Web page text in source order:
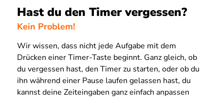
Hast du den Timer vergessen?
Kein Problem!
Wir wissen, dass nicht jede Aufgabe mit dem
Drücken einer Timer-Taste beginnt. Ganz gleich, ob
du vergessen hast, den Timer zu starten, oder ob du
ihn während einer Pause laufen gelassen hast, du
kannst deine Zeiteingaben ganz einfach anpassen